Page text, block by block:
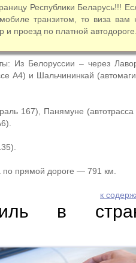
Республики Беларусь!!!
транзитом, то виза вам
и проезд по платной автодороге.
Из Белоруссии – через
А4) и Шальчининкай
167), Панямуне
по прямой дороге — 791 км.
к
в